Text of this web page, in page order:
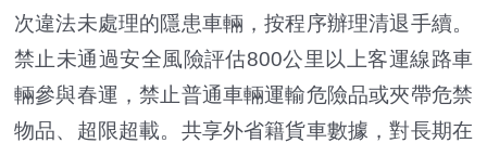
次違法未處理的隱患車輛，按程序辦理清退手續。
禁止未通過安全風險評估800公里以上客運線路車
輛參與春運，禁止普通車輛運輸危險品或夾帶危禁
物品、超限超載。共享外省籍貨車數據，對長期在